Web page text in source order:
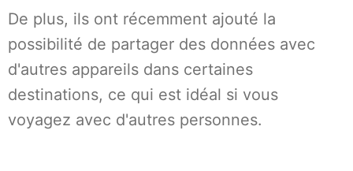
De plus, ils ont récemment ajouté la
possibilité de partager des données avec
d'autres appareils dans certaines
destinations, ce qui est idéal si vous
voyagez avec d'autres personnes.